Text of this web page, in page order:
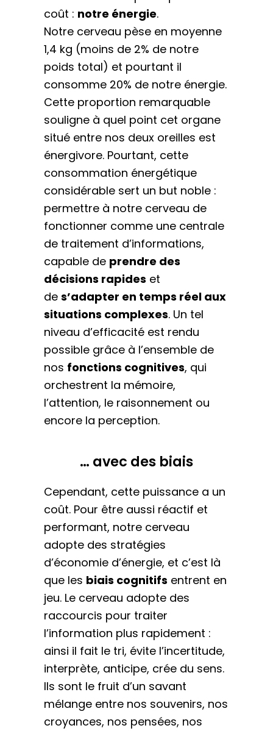
coût : notre énergie.
Notre cerveau pèse en moyenne
1,4 kg (moins de 2% de notre
poids total) et pourtant il
consomme 20% de notre énergie.
Cette proportion remarquable
souligne à quel point cet organe
situé entre nos deux oreilles est
énergivore. Pourtant, cette
consommation énergétique
considérable sert un but noble :
permettre à notre cerveau de
fonctionner comme une centrale
de traitement d’informations,
capable de prendre des
décisions rapides et
de s’adapter en temps réel aux
situations complexes. Un tel
niveau d’efficacité est rendu
possible grâce à l’ensemble de
nos fonctions cognitives, qui
orchestrent la mémoire,
l’attention, le raisonnement ou
encore la perception.
… avec des biais
Cependant, cette puissance a un
coût. Pour être aussi réactif et
performant, notre cerveau
adopte des stratégies
d’économie d’énergie, et c’est là
que les biais cognitifs entrent en
jeu. Le cerveau adopte des
raccourcis pour traiter
l’information plus rapidement :
ainsi il fait le tri, évite l’incertitude,
interprète, anticipe, crée du sens.
Ils sont le fruit d’un savant
mélange entre nos souvenirs, nos
croyances, nos pensées, nos